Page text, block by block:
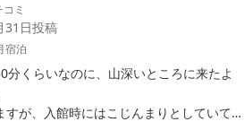
だける様にスタッフ一同努めてまいり
申し上げます。
ミ
31日投稿
宿泊
分くらいなのに、山深いところに来たよ
が、入館時にはこじんまりとしていて他
たが、滞在してみるとこのあたりでは最